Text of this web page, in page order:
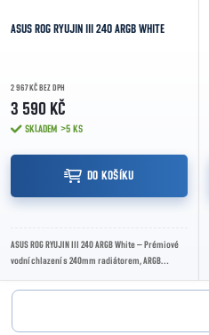
ASUS ROG RYUJIN III 240 ARGB WHITE
2 967 KČ BEZ DPH
3 590 KČ
SKLADEM >5 KS
DO KOŠÍKU
ASUS ROG RYUJIN III 240 ARGB White – Prémiové
vodní chlazení s 240mm radiátorem, ARGB